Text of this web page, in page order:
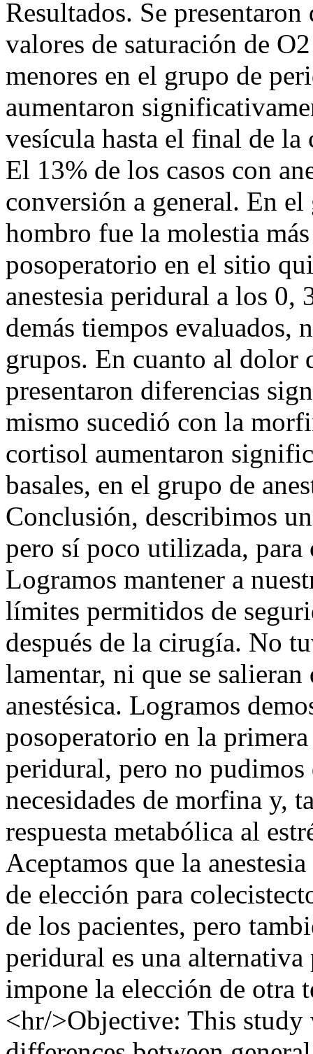
Resultados. Se
valores de saturación de
menores en el grupo de
aumentaron
vesícula hasta el final de
El 13% de los casos con
conversión a general. En
hombro fue la molestia
posoperatorio en el sitio
anestesia peridural a los
demás tiempos evaluados,
grupos. En cuanto al dolor
presentaron diferencias
mismo sucedió con la
cortisol aumentaron
basales, en el grupo de
Conclusión, describimos
pero sí poco utilizada,
Logramos mantener a
límites permitidos de
después de la cirugía. No
lamentar, ni que se
anestésica. Logramos
posoperatorio en la
peridural, pero no
necesidades de morfina y,
respuesta metabólica al
Aceptamos que la
de elección para
de los pacientes, pero
peridural es una
impone la elección de otra
<hr/>Objective: This study